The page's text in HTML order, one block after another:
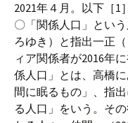
2021年４月。以下［1
〇「関係人口」とい
ろゆき）と指出一正
ィア関係者が2016年
係人口」とは、高橋
間に眠るもの」、指
る人口」をいう。そ